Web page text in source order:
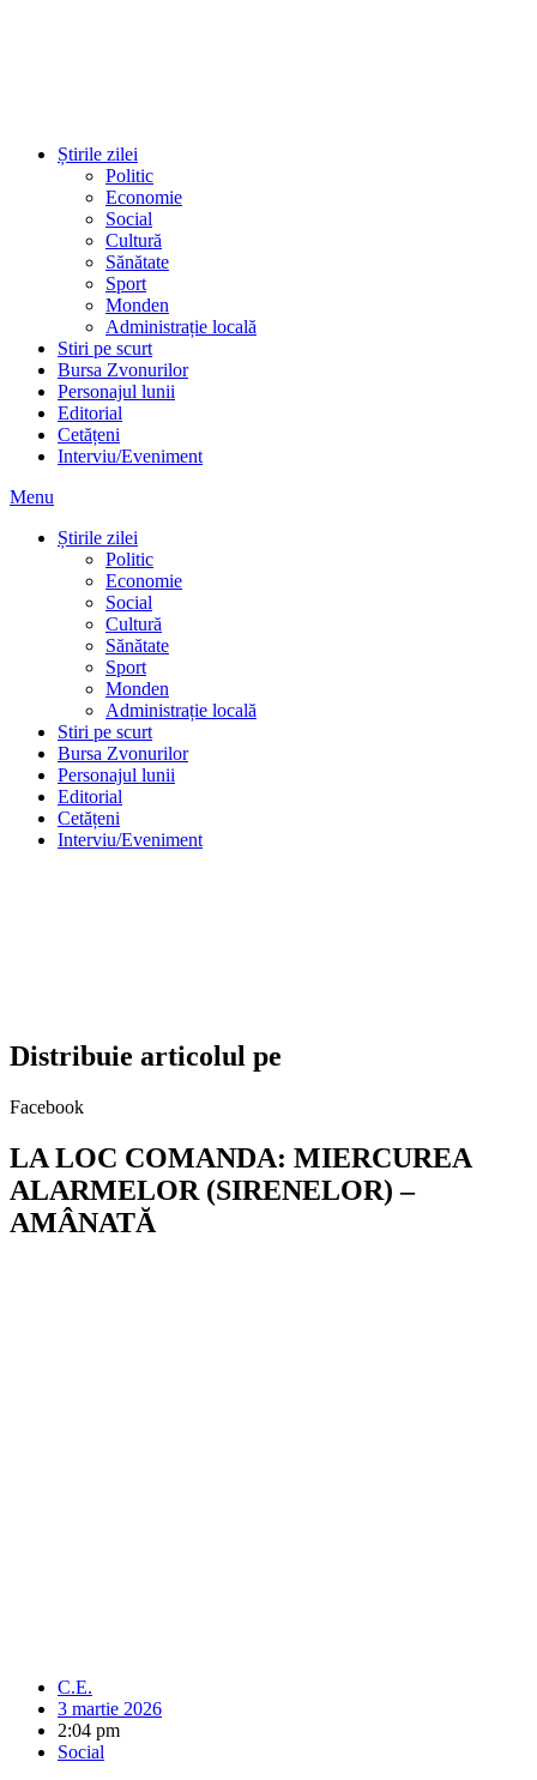
Știrile zilei
Politic
Economie
Social
Cultură
Sănătate
Sport
Monden
Administrație locală
Stiri pe scurt
Bursa Zvonurilor
Personajul lunii
Editorial
Cetățeni
Interviu/Eveniment
Menu
Știrile zilei
Politic
Economie
Social
Cultură
Sănătate
Sport
Monden
Administrație locală
Stiri pe scurt
Bursa Zvonurilor
Personajul lunii
Editorial
Cetățeni
Interviu/Eveniment
Distribuie articolul pe
Facebook
LA LOC COMANDA: MIERCUREA
ALARMELOR (SIRENELOR) –
AMÂNATĂ
C.E.
3 martie 2026
2:04 pm
Social